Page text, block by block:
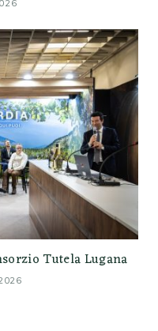
Tutela Lugana